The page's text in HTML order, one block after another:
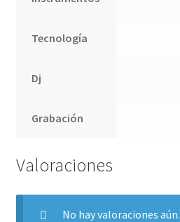
Tecnología
Dj
Grabación
Valoraciones
No hay valoraciones aún.